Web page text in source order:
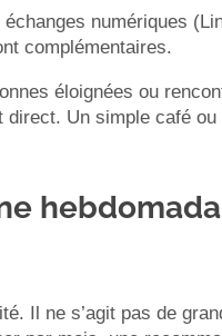
numériques
complémentaires.
éloignées ou
Un simple café ou
Il ne s’agit pas de